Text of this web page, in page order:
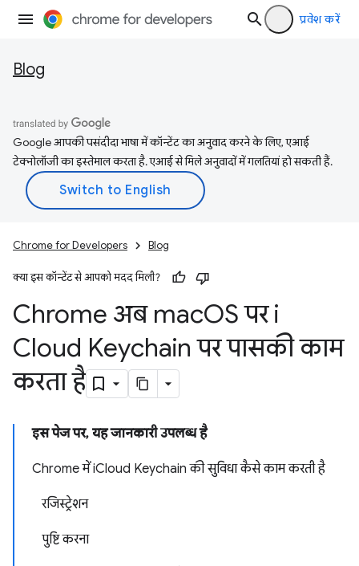
प्रवेश करें
Blog
Google आपकी पसंदीदा भाषा में कॉन्टेंट का अनुवाद करने के लिए, एआई
टेक्नोलॉजी का इस्तेमाल करता है. एआई से मिले अनुवादों में गलतियां हो सकती हैं.
Chrome for Developers Blog
क्या इस कॉन्टेंट से आपको मदद मिली?
Chrome अब macOS पर i
Cloud Keychain पर पासकी काम
करता है
इस पेज पर, यह जानकारी उपलब्ध है
Chrome में iCloud Keychain की सुविधा कैसे काम करती है
रजिस्ट्रेशन
पुष्टि करना